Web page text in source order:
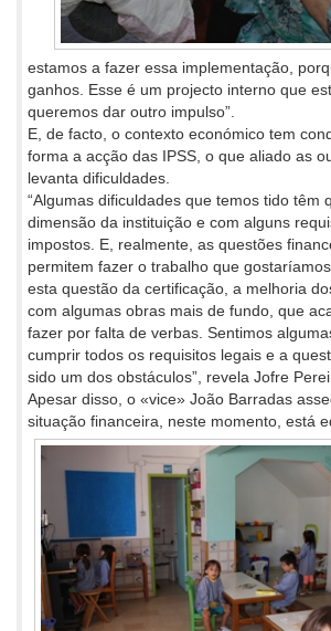
estamos a fazer essa implementação,
ganhos. Esse é um projecto interno que
queremos dar outro impulso”.
E, de facto, o contexto económico tem
forma a acção das IPSS, o que aliado as
levanta dificuldades.
“Algumas dificuldades que temos tido têm
dimensão da instituição e com alguns
impostos. E, realmente, as questões
permitem fazer o trabalho que
esta questão da certificação, a melhoria
com algumas obras mais de fundo, que
fazer por falta de verbas. Sentimos
cumprir todos os requisitos legais e a
sido um dos obstáculos”, revela Jofre
Apesar disso, o «vice» João Barradas
situação financeira, neste momento, está